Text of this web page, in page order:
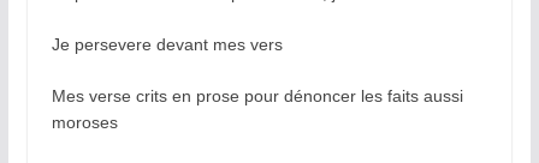
Je persevere devant mes vers
Mes verse crits en prose pour dénoncer les faits aussi
moroses